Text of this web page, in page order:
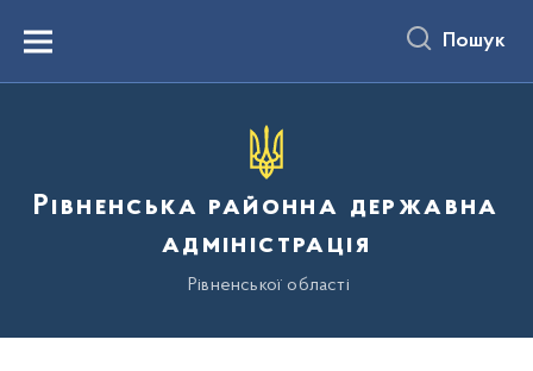
вмістуMenu Пошук
Рівненська районна державна
адміністрація
Рівненської області